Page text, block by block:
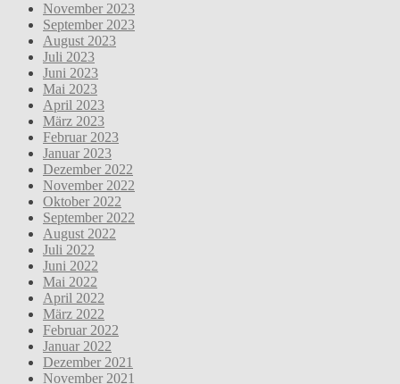
November 2023
September 2023
August 2023
Juli 2023
Juni 2023
Mai 2023
April 2023
März 2023
Februar 2023
Januar 2023
Dezember 2022
November 2022
Oktober 2022
September 2022
August 2022
Juli 2022
Juni 2022
Mai 2022
April 2022
März 2022
Februar 2022
Januar 2022
Dezember 2021
November 2021